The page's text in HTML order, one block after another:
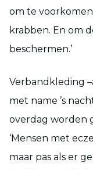
om te
krabben. En om
beschermen.’
Verbandkleding
met name ’s
overdag worden
‘Mensen met
maar pas als er